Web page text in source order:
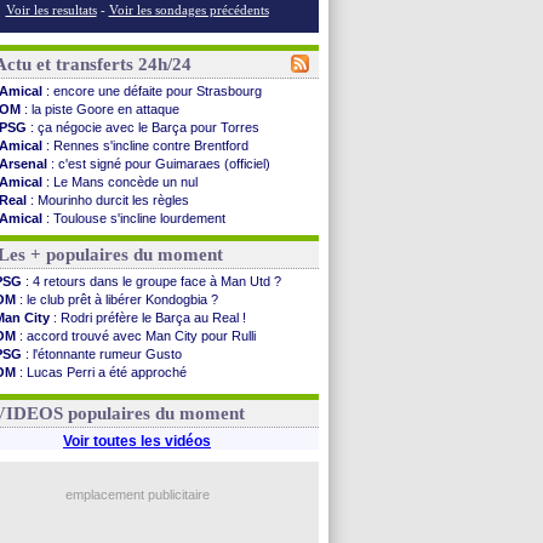
Voir les resultats - Voir les sondages précédents
et transferts 24h/24
Amical : encore une défaite pour Strasbourg
OM : la piste Goore en attaque
PSG : ça négocie avec le Barça pour Torres
Amical : Rennes s'incline contre Brentford
Arsenal : c'est signé pour Guimaraes (officiel)
Amical : Le Mans concède un nul
Real : Mourinho durcit les règles
Amical : Toulouse s'incline lourdement
OM: Benatia et la "médiocrité" dans le club
Newcastle: Guimarães, le club se défend
: la 1ère journée à suivre en DIRECT !
PSG : une deuxième offre pour Suzuki
PSG: le groupe pour le match face à Man Utd
OM : le jour où tout a basculé pour Benatia
Heracles: Reine-Adélaïde, le sort s'acharne...
Monaco: Mawissa a gravement blessé Uche
OM : accord avec la Real Sociedad pour Aguerd
Barça: Araujo va partir en prêt à Liverpool
OM: Côme pousse pour Gouiri
: le groupe pour défier le PSG
: Gouiri évoque son avenir
+ populaires du moment
: 4 retours dans le groupe face à Man Utd ?
: le club prêt à libérer Kondogbia ?
City : Rodri préfère le Barça au Real !
: accord trouvé avec Man City pour Rulli
: l'étonnante rumeur Gusto
: Lucas Perri a été approché
: Owori battu à mort à Kampala
populaires du moment
Voir toutes les vidéos
emplacement publicitaire